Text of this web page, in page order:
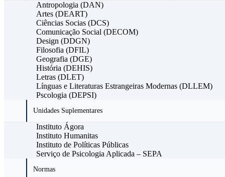
Antropologia (DAN)
Artes (DEART)
Ciências Socias (DCS)
Comunicação Social (DECOM)
Design (DDGN)
Filosofia (DFIL)
Geografia (DGE)
História (DEHIS)
Letras (DLET)
Línguas e Literaturas Estrangeiras Modernas (DLLEM)
Pscologia (DEPSI)
Unidades Suplementares
Instituto Ágora
Instituto Humanitas
Instituto de Políticas Públicas
Serviço de Psicologia Aplicada – SEPA
Normas